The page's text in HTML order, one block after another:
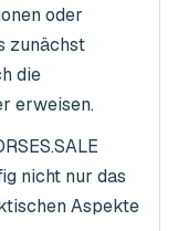
oder
zunächst
die
erweisen.
nicht nur das
Aspekte